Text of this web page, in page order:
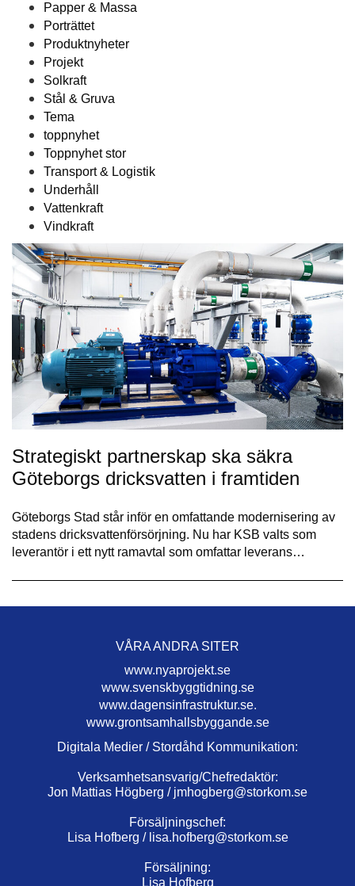
Papper & Massa
Porträttet
Produktnyheter
Projekt
Solkraft
Stål & Gruva
Tema
toppnyhet
Toppnyhet stor
Transport & Logistik
Underhåll
Vattenkraft
Vindkraft
Strategiskt partnerskap ska säkra
Göteborgs dricksvatten i framtiden
Göteborgs Stad står inför en omfattande modernisering av
stadens dricksvattenförsörjning. Nu har KSB valts som
leverantör i ett nytt ramavtal som omfattar leverans…
VÅRA ANDRA SITER
www.nyaprojekt.se
www.svenskbyggtidning.se
www.dagensinfrastruktur.se.
www.grontsamhallsbyggande.se
Digitala Medier / Stordåhd Kommunikation:
Verksamhetsansvarig/Chefredaktör:
Jon Mattias Högberg / jmhogberg@storkom.se
Försäljningschef:
Lisa Hofberg / lisa.hofberg@storkom.se
Försäljning:
Lisa Hofberg